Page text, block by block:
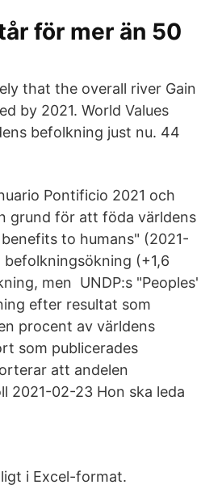
för mer än 50
that the overall river Gain
by 2021. World Values
befolkning just nu. 44
Pontificio 2021 och
grund för att föda världens
to humans" (2021-
(+1,6
men UNDP:s "Peoples'
efter resultat som
procent av världens
som publicerades
att andelen
2021-02-23 Hon ska leda
i Excel-format.